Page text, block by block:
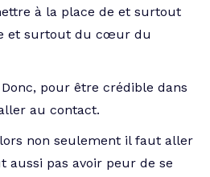
à la place de et surtout
et surtout du cœur du
Donc, pour être crédible dans
au contact.
non seulement il faut aller
aussi pas avoir peur de se